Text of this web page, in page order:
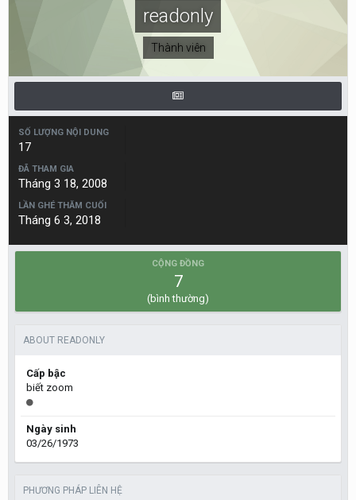
readonly
Thành viên
SỐ LƯỢNG NỘI DUNG
17
ĐÃ THAM GIA
Tháng 3 18, 2008
LẦN GHÉ THĂM CUỐI
Tháng 6 3, 2018
CỘNG ĐỒNG
7
(bình thường)
ABOUT READONLY
Cấp bậc
biết zoom
Ngày sinh
03/26/1973
PHƯƠNG PHÁP LIÊN HỆ